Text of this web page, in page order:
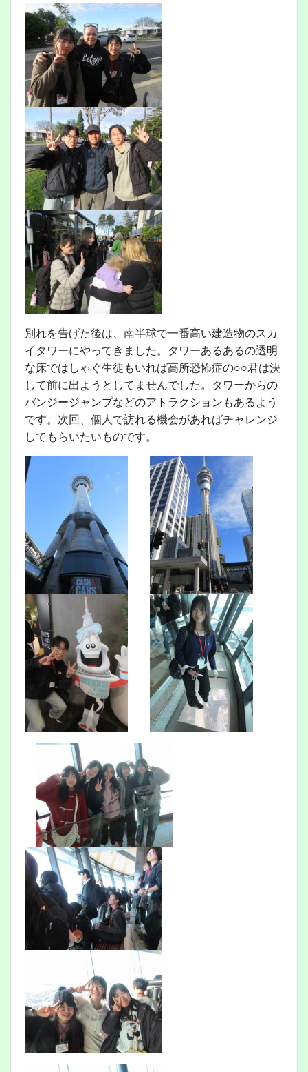
別れを告げた後は、南半球で一番高い建造物のスカ
イタワーにやってきました。タワーあるあるの透明
な床ではしゃぐ生徒もいれば高所恐怖症の○○君は決
して前に出ようとしてませんでした。タワーからの
バンジージャンプなどのアトラクションもあるよう
です。次回、個人で訪れる機会があればチャレンジ
してもらいたいものです。